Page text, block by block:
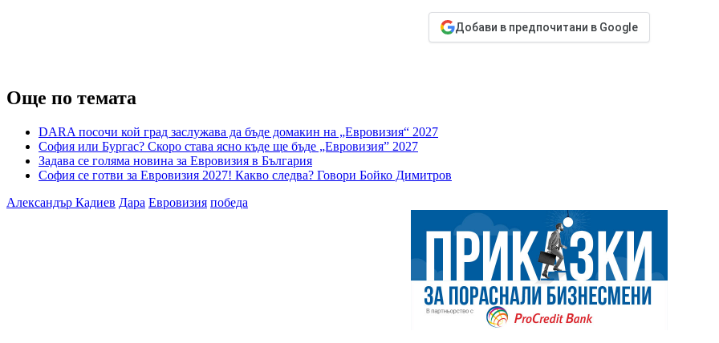
Добави в предпочитани в Google
Още по темата
DARA посочи кой град заслужава да бъде домакин на „Евровизия“ 2027
София или Бургас? Скоро става ясно къде ще бъде „Евровизия” 2027
Задава се голяма новина за Евровизия в България
София се готви за Евровизия 2027! Какво следва? Говори Бойко Димитров
Александър Кадиев Дара Евровизия победа